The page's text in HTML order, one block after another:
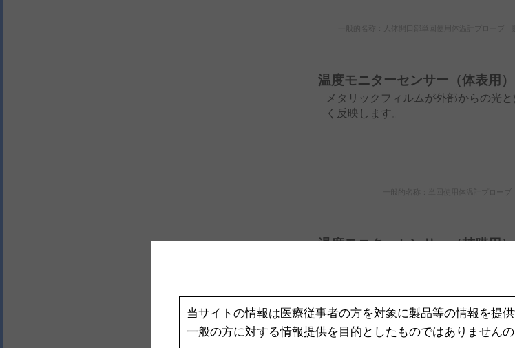
当サイトの情報は医療従事者の方を対象に製品等の情報を提
一般の方に対する情報提供を目的としたものではありませんの
一般的名称：人体開口部単回使用体温計プロー
温度モニターセンサー（体表用）
メタリックフィルムが外部からの光
く反映します。
一般的名称：単回使用体温計プロ
温度モニターセンサー（鼓膜用）